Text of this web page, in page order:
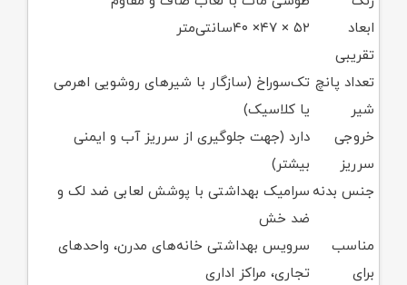
ابعاد
تقریبی
۵۲ × ۴۷× ۴۰سانتی‌متر
تعداد پانچ
شیر
تک‌سوراخ (سازگار با شیرهای روشویی اهرمی
یا کلاسیک)
خروجی
سرریز
دارد (جهت جلوگیری از سرریز آب و ایمنی
بیشتر)
جنس بدنه سرامیک بهداشتی با پوشش لعابی ضد لک و
ضد خش
مناسب
برای
سرویس بهداشتی خانه‌های مدرن، واحدهای
تجاری، مراکز اداری